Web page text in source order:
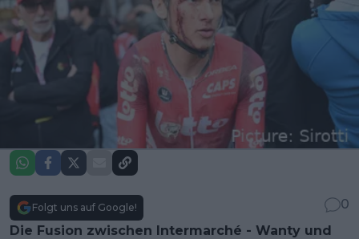
Folgt uns auf Google!
0
Die Fusion zwischen Intermarché - Wanty und